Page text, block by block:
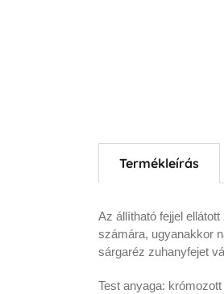
Termékleírás
Az állítható fejjel
számára, ugyanakkor
sárgaréz zuhanyfejet
Test anyaga: